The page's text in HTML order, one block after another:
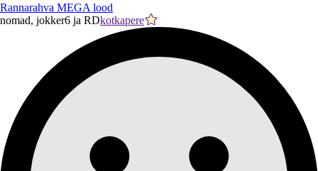
Rannarahva MEGA lood
nomad, jokker6 ja RDkotkapere